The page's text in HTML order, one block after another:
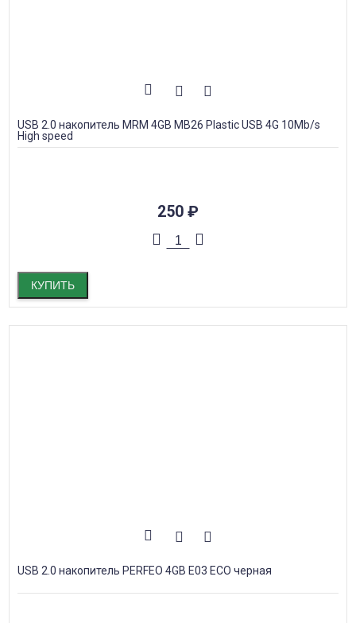
USB 2.0 накопитель MRM 4GB MB26 Plastic USB 4G 10Mb/s
High speed
250 ₽
КУПИТЬ
USB 2.0 накопитель PERFEO 4GB E03 ECO черная